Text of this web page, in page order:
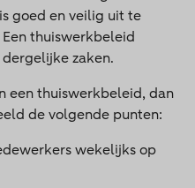
goed en veilig uit te
thuiswerkbeleid
zaken.
een thuiswerkbeleid, dan
de volgende punten:
wekelijks op